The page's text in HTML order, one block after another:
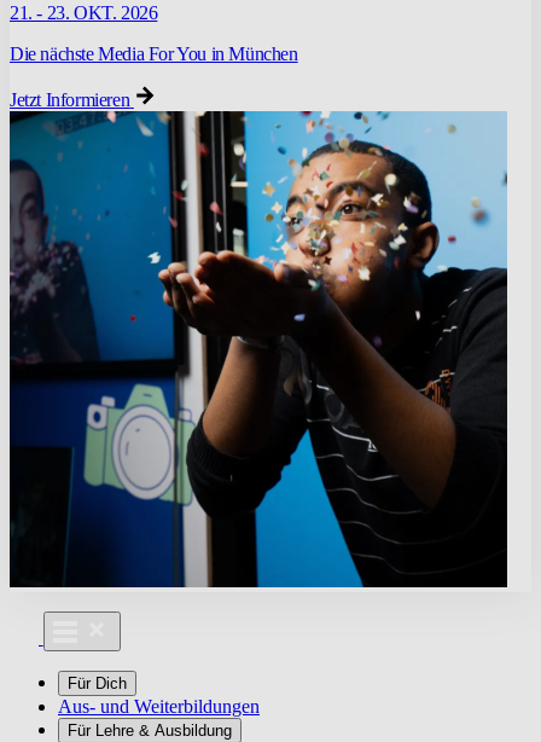
21. - 23. OKT. 2026
Die nächste Media For You in München
Jetzt Informieren
Für Dich
Aus- und Weiterbildungen
Für Lehre & Ausbildung